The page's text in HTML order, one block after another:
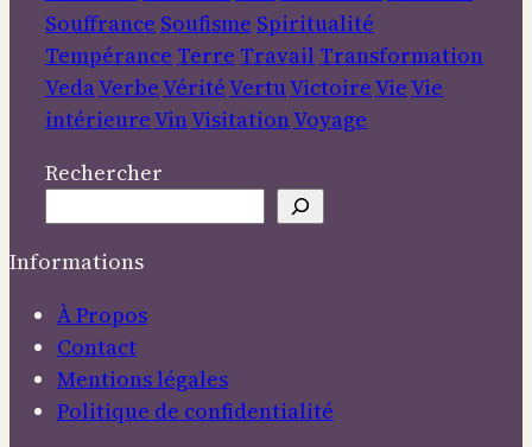
Souffrance Soufisme Spiritualité
Tempérance Terre Travail Transformation
VedaVerbeVéritéVertuVictoireVieVie
intérieureVinVisitationVoyage
Rechercher
Informations
À Propos
Contact
Mentions légales
Politique de confidentialité